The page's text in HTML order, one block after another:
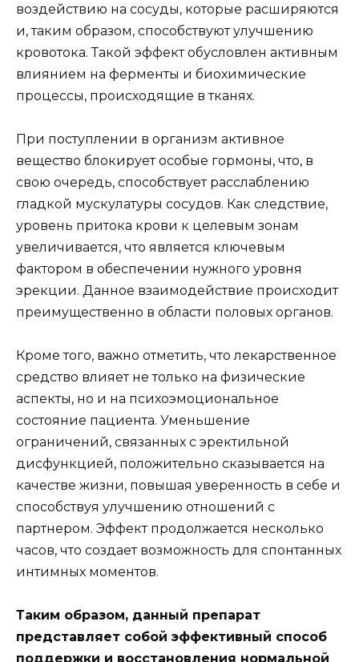
воздействию на сосуды, которые расширяются
и, таким образом, способствуют улучшению
кровотока. Такой эффект обусловлен активным
влиянием на ферменты и биохимические
процессы, происходящие в тканях.
При поступлении в организм активное
вещество блокирует особые гормоны, что, в
свою очередь, способствует расслаблению
гладкой мускулатуры сосудов. Как следствие,
уровень притока крови к целевым зонам
увеличивается, что является ключевым
фактором в обеспечении нужного уровня
эрекции. Данное взаимодействие происходит
преимущественно в области половых органов.
Кроме того, важно отметить, что лекарственное
средство влияет не только на физические
аспекты, но и на психоэмоциональное
состояние пациента. Уменьшение
ограничений, связанных с эректильной
дисфункцией, положительно сказывается на
качестве жизни, повышая уверенность в себе и
способствуя улучшению отношений с
партнером. Эффект продолжается несколько
часов, что создает возможность для спонтанных
интимных моментов.
Таким образом, данный препарат
представляет собой эффективный способ
поддержки и восстановления нормальной